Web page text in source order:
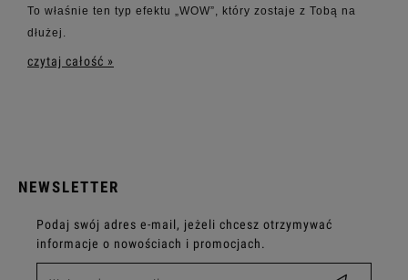
To właśnie ten typ efektu „WOW”, który zostaje z Tobą na
dłużej.
czytaj całość »
NEWSLETTER
Podaj swój adres e-mail, jeżeli chcesz otrzymywać
informacje o nowościach i promocjach.